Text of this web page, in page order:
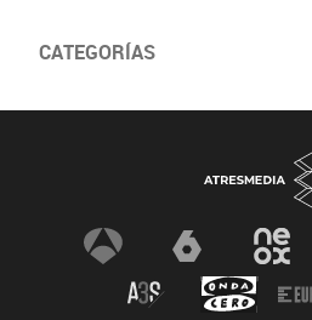
CATEGORÍAS